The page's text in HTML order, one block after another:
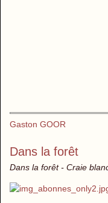
Gaston GOOR
Dans la forêt
Dans la forêt - Craie